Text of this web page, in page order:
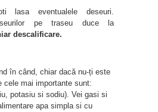
lasa eventualele deseuri.
pe traseu duce la
descalificare.
în când, chiar dacă nu-ți este
cele mai importante sunt:
potasiu si sodiu). Vei gasi si
apa simpla si cu